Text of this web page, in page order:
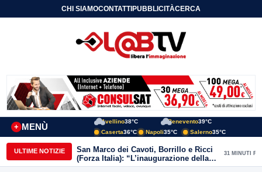
CHI SIAMOCONTATTIPUBBLICITÀCERCA
MENÙ
+
Avellino38°C Benevento39°C
Caserta36°C Napoli35°C Salerno35°C
ULTIME NOTIZIE
San Marco dei Cavoti, Borrillo e Ricci
(Forza Italia): “L’inaugurazione della
Variante rappresenta un risultato
31 MINUTI FA